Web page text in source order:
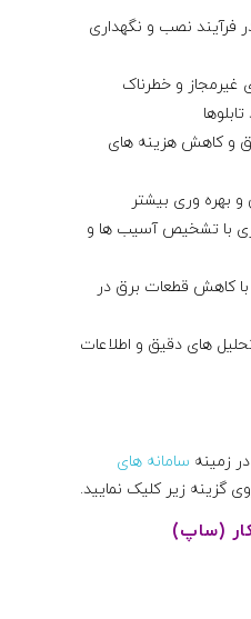
فرآیند نصب و نگهداری
غیرمجاز و خطرناک
و کاهش هزینه های
وری بیشتر
با تشخیص آسیب ها و
کاهش قطعات برق در
تحلیل های دقیق و اطلاعات
زمینه سامانه های
گزینه زیر کلیک نمایید.
(ساپ)